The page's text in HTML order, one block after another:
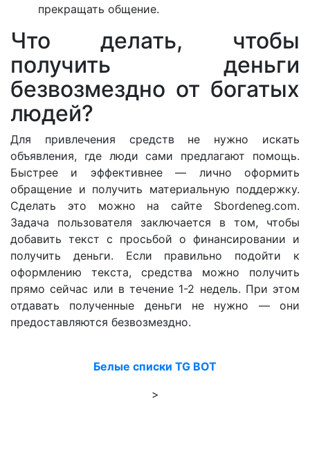
прекращать общение.
Что делать, чтобы
получить деньги
безвозмездно от богатых
людей?
Для привлечения средств не нужно искать
объявления, где люди сами предлагают помощь.
Быстрее и эффективнее — лично оформить
обращение и получить материальную поддержку.
Сделать это можно на сайте Sbordeneg.com.
Задача пользователя заключается в том, чтобы
добавить текст с просьбой о финансировании и
получить деньги. Если правильно подойти к
оформлению текста, средства можно получить
прямо сейчас или в течение 1-2 недель. При этом
отдавать полученные деньги не нужно — они
предоставляются безвозмездно.
Белые списки TG BOT
>